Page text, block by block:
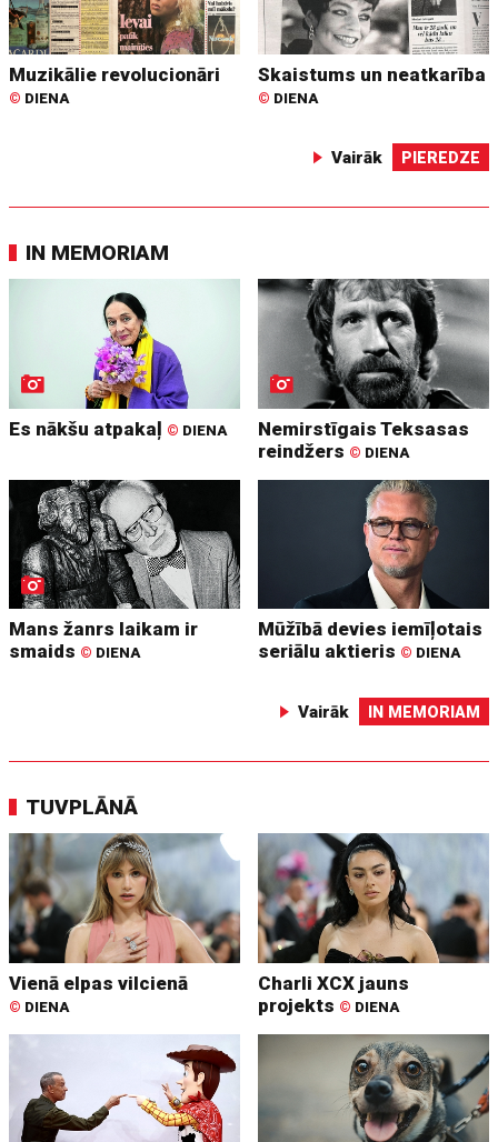
Muzikālie revolucionāri
© DIENA
Skaistums un neatkarība
© DIENA
Vairāk PIEREDZE
IN MEMORIAM
Es nākšu atpakaļ © DIENA
Nemirstīgais Teksasas
reindžers © DIENA
Mans žanrs laikam ir
smaids © DIENA
Mūžībā devies iemīļotais
seriālu aktieris © DIENA
Vairāk IN MEMORIAM
TUVPLĀNĀ
Vienā elpas vilcienā
© DIENA
Charli XCX jauns
projekts © DIENA